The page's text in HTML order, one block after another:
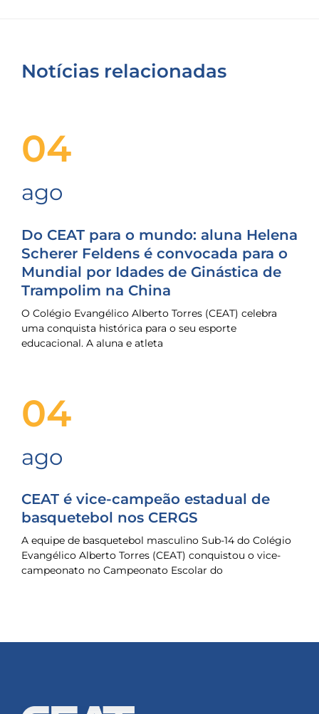
Notícias relacionadas
04
ago
Do CEAT para o mundo: aluna Helena
Scherer Feldens é convocada para o
Mundial por Idades de Ginástica de
Trampolim na China
O Colégio Evangélico Alberto Torres (CEAT) celebra
uma conquista histórica para o seu esporte
educacional. A aluna e atleta
04
ago
CEAT é vice-campeão estadual de
basquetebol nos CERGS
A equipe de basquetebol masculino Sub-14 do Colégio
Evangélico Alberto Torres (CEAT) conquistou o vice-
campeonato no Campeonato Escolar do